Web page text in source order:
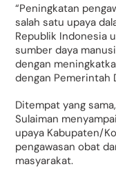
“Peningkatan
salah satu upaya
Republik Indonesia
sumber daya
dengan
dengan Pemerintah
Ditempat yang
Sulaiman
upaya Kabupaten/
pengawasan obat
masyarakat.